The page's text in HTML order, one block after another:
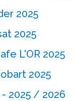
2025
2025
L'OR 2025
2025
2025 / 2026